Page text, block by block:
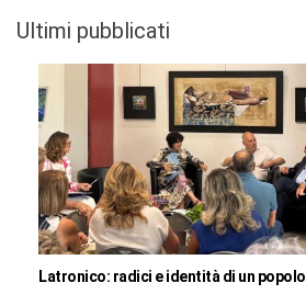
Ultimi pubblicati
Latronico: radici e identità di un popolo